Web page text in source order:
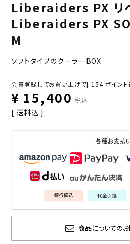
Liberaiders PX リ
Liberaiders PX
M
ソフトタイプのクーラーBOX
会員登録してお買い上げで[ 154 ポイン
¥ 15,400 税込
送料込
商品についての